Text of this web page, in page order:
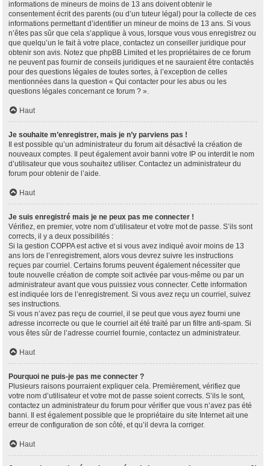
informations de mineurs de moins de 13 ans doivent obtenir le
consentement écrit des parents (ou d’un tuteur légal) pour la collecte de ces
informations permettant d’identifier un mineur de moins de 13 ans. Si vous
n’êtes pas sûr que cela s’applique à vous, lorsque vous vous enregistrez ou
que quelqu’un le fait à votre place, contactez un conseiller juridique pour
obtenir son avis. Notez que phpBB Limited et les propriétaires de ce forum
ne peuvent pas fournir de conseils juridiques et ne sauraient être contactés
pour des questions légales de toutes sortes, à l’exception de celles
mentionnées dans la question « Qui contacter pour les abus ou les
questions légales concernant ce forum ? ».
Haut
Je souhaite m’enregistrer, mais je n’y parviens pas !
Il est possible qu’un administrateur du forum ait désactivé la création de
nouveaux comptes. Il peut également avoir banni votre IP ou interdit le nom
d’utilisateur que vous souhaitez utiliser. Contactez un administrateur du
forum pour obtenir de l’aide.
Haut
Je suis enregistré mais je ne peux pas me connecter !
Vérifiez, en premier, votre nom d’utilisateur et votre mot de passe. S’ils sont
corrects, il y a deux possibilités :
Si la gestion COPPA est active et si vous avez indiqué avoir moins de 13
ans lors de l’enregistrement, alors vous devrez suivre les instructions
reçues par courriel. Certains forums peuvent également nécessiter que
toute nouvelle création de compte soit activée par vous-même ou par un
administrateur avant que vous puissiez vous connecter. Cette information
est indiquée lors de l’enregistrement. Si vous avez reçu un courriel, suivez
ses instructions.
Si vous n’avez pas reçu de courriel, il se peut que vous ayez fourni une
adresse incorrecte ou que le courriel ait été traité par un filtre anti-spam. Si
vous êtes sûr de l’adresse courriel fournie, contactez un administrateur.
Haut
Pourquoi ne puis-je pas me connecter ?
Plusieurs raisons pourraient expliquer cela. Premièrement, vérifiez que
votre nom d’utilisateur et votre mot de passe soient corrects. S’ils le sont,
contactez un administrateur du forum pour vérifier que vous n’avez pas été
banni. Il est également possible que le propriétaire du site Internet ait une
erreur de configuration de son côté, et qu’il devra la corriger.
Haut